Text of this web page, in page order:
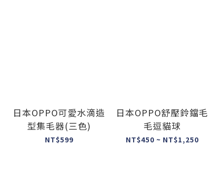
日本OPPO可愛水滴造
型集毛器(三色)
NT$599
日本OPPO舒壓鈴鐺毛
毛逗貓球
NT$450 ~ NT$1,250